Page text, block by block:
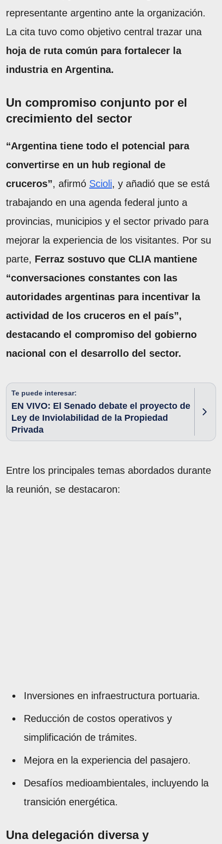
representante argentino ante la organización.
La cita tuvo como objetivo central trazar una
hoja de ruta común para fortalecer la
industria en Argentina.
Un compromiso conjunto por el
crecimiento del sector
“Argentina tiene todo el potencial para
convertirse en un hub regional de
cruceros”, afirmó Scioli, y añadió que se está
trabajando en una agenda federal junto a
provincias, municipios y el sector privado para
mejorar la experiencia de los visitantes. Por su
parte, Ferraz sostuvo que CLIA mantiene
“conversaciones constantes con las
autoridades argentinas para incentivar la
actividad de los cruceros en el país”,
destacando el compromiso del gobierno
nacional con el desarrollo del sector.
Te puede interesar:
EN VIVO: El Senado debate el proyecto de
Ley de Inviolabilidad de la Propiedad
Privada
Entre los principales temas abordados durante
la reunión, se destacaron:
Inversiones en infraestructura portuaria.
Reducción de costos operativos y
simplificación de trámites.
Mejora en la experiencia del pasajero.
Desafíos medioambientales, incluyendo la
transición energética.
Una delegación diversa y